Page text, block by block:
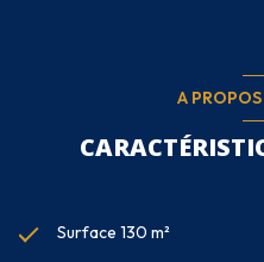
A
Surface 130 m²